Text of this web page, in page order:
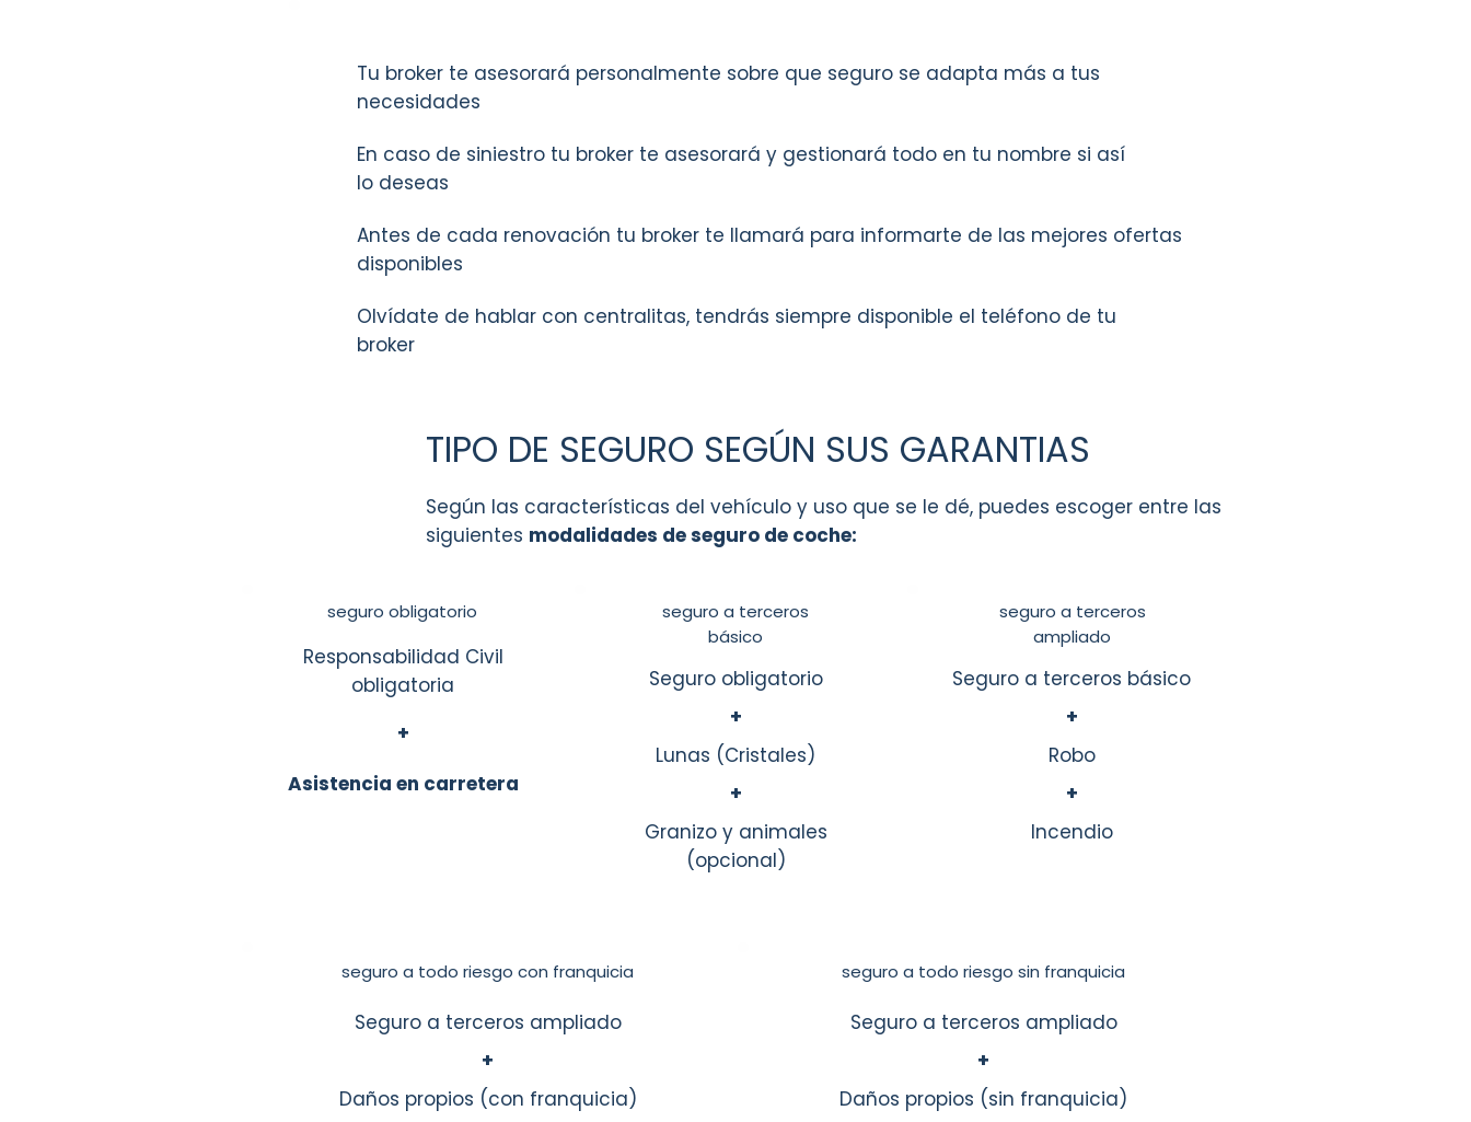
Tu broker te asesorará personalmente sobre que seguro se adapta más a tus
necesidades
En caso de siniestro tu broker te asesorará y gestionará todo en tu nombre si así
lo deseas
Antes de cada renovación tu broker te llamará para informarte de las mejores ofertas
disponibles
Olvídate de hablar con centralitas, tendrás siempre disponible el teléfono de tu
broker
TIPO DE SEGURO SEGÚN SUS GARANTIAS
Según las características del vehículo y uso que se le dé, puedes escoger entre las
siguientes modalidades de seguro de coche:
seguro obligatorio
Responsabilidad Civil
obligatoria
+
Asistencia en carretera
seguro a terceros
básico
Seguro obligatorio
+
Lunas (Cristales)
+
Granizo y animales
(opcional)
seguro a terceros
ampliado
Seguro a terceros básico
+
Robo
+
Incendio
seguro a todo riesgo con franquicia
Seguro a terceros ampliado
+
Daños propios (con franquicia)
seguro a todo riesgo sin franquicia
Seguro a terceros ampliado
+
Daños propios (sin franquicia)